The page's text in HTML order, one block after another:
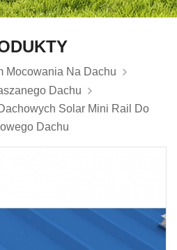
Mocowania Na Dachu
Dachu
Solar Mini Rail Do
Dachu